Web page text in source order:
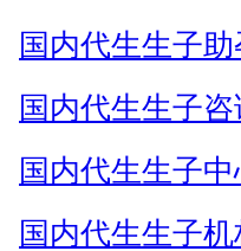
国内代生生子助
国内代生生子咨
国内代生生子中
国内代生生子机